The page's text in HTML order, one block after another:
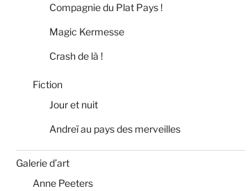
Compagnie du Plat Pays !
Magic Kermesse
Crash de là !
Fiction
Jour et nuit
Andreï au pays des merveilles
Galerie d’art
Anne Peeters